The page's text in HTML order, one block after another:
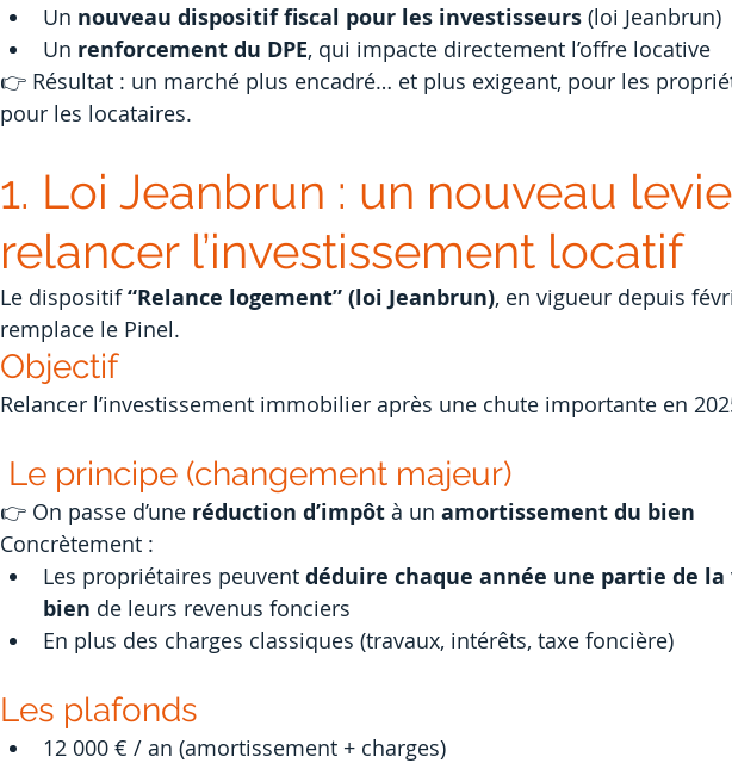
Un nouveau dispositif fiscal pour les investisseurs (loi Jeanbrun)
Un renforcement du DPE, qui impacte directement l’offre locative
👉 Résultat : un marché plus encadré… et plus exigeant, pour les
pour les locataires.
1. Loi Jeanbrun : un nouveau
relancer l’investissement locatif
Le dispositif “Relance logement” (loi Jeanbrun), en vigueur depuis
remplace le Pinel.
Objectif
Relancer l’investissement immobilier après une chute importante en
Le principe (changement majeur)
👉 On passe d’une réduction d’impôt à un amortissement du bien
Concrètement :
Les propriétaires peuvent déduire chaque année une partie de
bien de leurs revenus fonciers
En plus des charges classiques (travaux, intérêts, taxe foncière)
Les plafonds
12 000 € / an (amortissement + charges)